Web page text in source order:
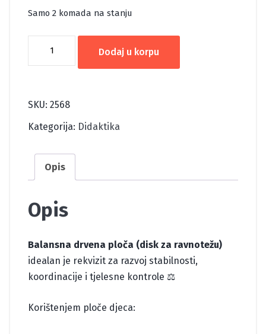
Samo 2 komada na stanju
Dodaj u korpu
SKU: 2568
Kategorija: Didaktika
Opis
Opis
Balansna drvena ploča (disk za ravnotežu)
idealan je rekvizit za razvoj stabilnosti,
koordinacije i tjelesne kontrole ⚖️
Korištenjem ploče djeca: